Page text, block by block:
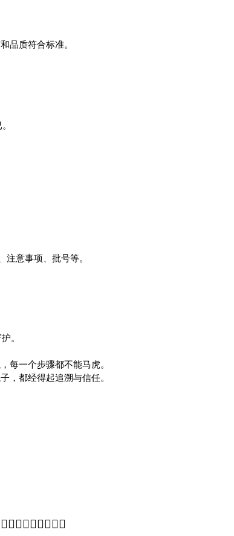
品质符合标准。
意事项、批号等。
。
每一个步骤都不能马虎。
，都经得起追溯与信任。